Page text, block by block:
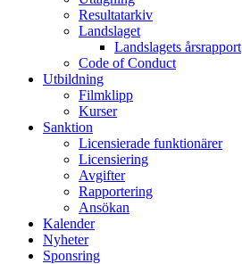
Resultatarkiv
Landslaget
Landslagets årsrapport
Code of Conduct
Utbildning
Filmklipp
Kurser
Sanktion
Licensierade funktionärer
Licensiering
Avgifter
Rapportering
Ansökan
Kalender
Nyheter
Sponsring